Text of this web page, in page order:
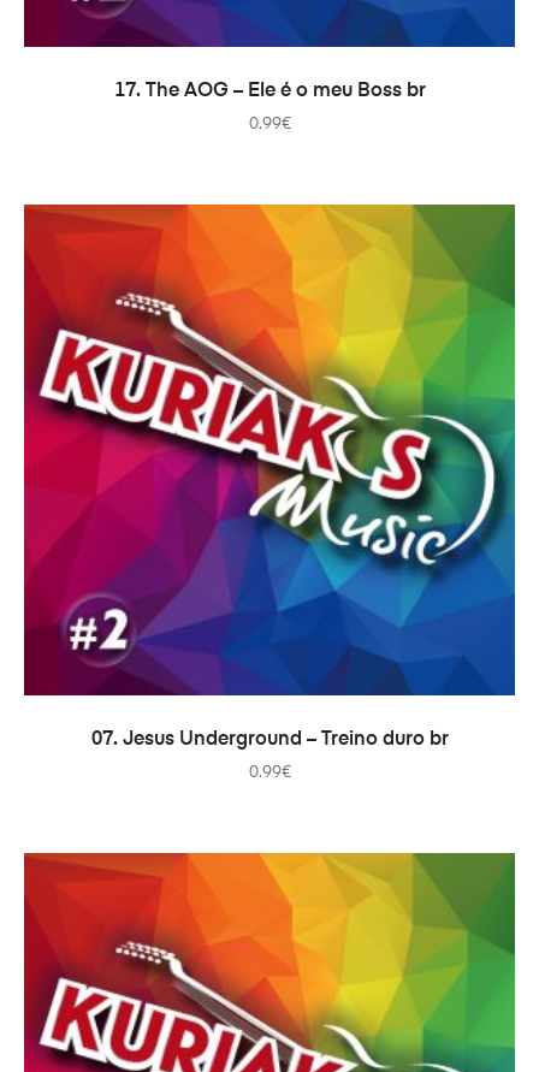
ADICIONAR
17. The AOG – Ele é o meu Boss br
0.99€
ADICIONAR
07. Jesus Underground – Treino duro br
0.99€